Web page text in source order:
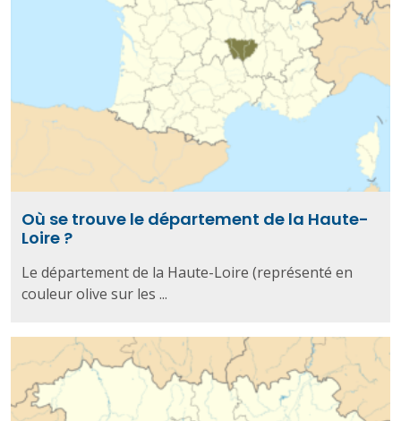
Où se trouve le département de la Haute-
Loire ?
Le département de la Haute-Loire (représenté en
couleur olive sur les ...